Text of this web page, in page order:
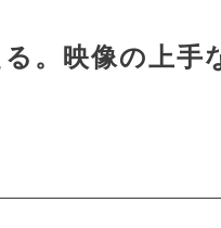
。映像の上手